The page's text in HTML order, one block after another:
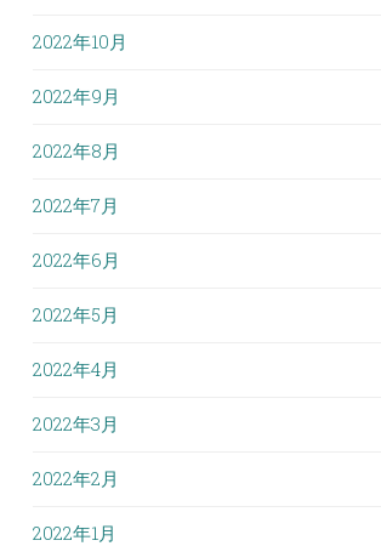
2022年10月
2022年9月
2022年8月
2022年7月
2022年6月
2022年5月
2022年4月
2022年3月
2022年2月
2022年1月